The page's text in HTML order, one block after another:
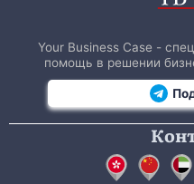
Your Business Case -
помощь в решении